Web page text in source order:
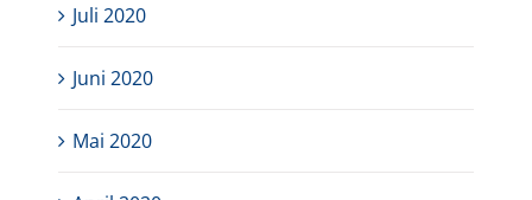
Juli 2020
Juni 2020
Mai 2020